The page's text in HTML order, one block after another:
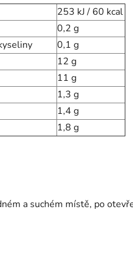
253 kJ / 60 kcal
0,2 g
0,1 g
12 g
11 g
1,3 g
1,4 g
1,8 g
a suchém místě, po